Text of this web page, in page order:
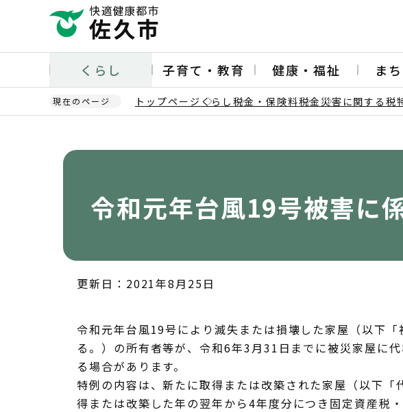
ー
の
くらし 子育て・教育 健康・福祉 ま
現在のページ トップページ くらし税金・保険料税金 災害に関する税
令和元年台風19号被害に
更新日：2021年8月25日
令和元年台風19号により滅失または損壊した家屋（以下
る。）の所有者等が、令和6年3月31日までに被災家屋に
る場合があります。
特例の内容は、新たに取得または改築された家屋（以下
得または改築した年の翌年から4年度分につき固定資産税